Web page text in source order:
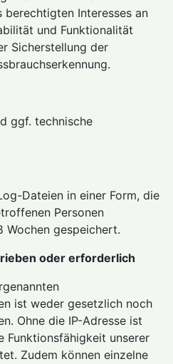
berechtigten Interesses an
und Funktionalität
Sicherstellung der
ggf. technische
Dateien in einer Form, die
Personen
Wochen gespeichert.
oder erforderlich
ist weder gesetzlich noch
Ohne die IP-Adresse ist
Funktionsfähigkeit unserer
Zudem können einzelne